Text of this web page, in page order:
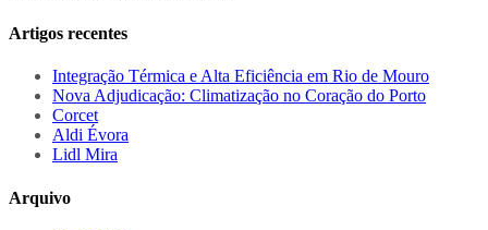
Artigos recentes
Integração Térmica e Alta Eficiência em Rio de Mouro
Nova Adjudicação: Climatização no Coração do Porto
Corcet
Aldi Évora
Lidl Mira
Arquivo